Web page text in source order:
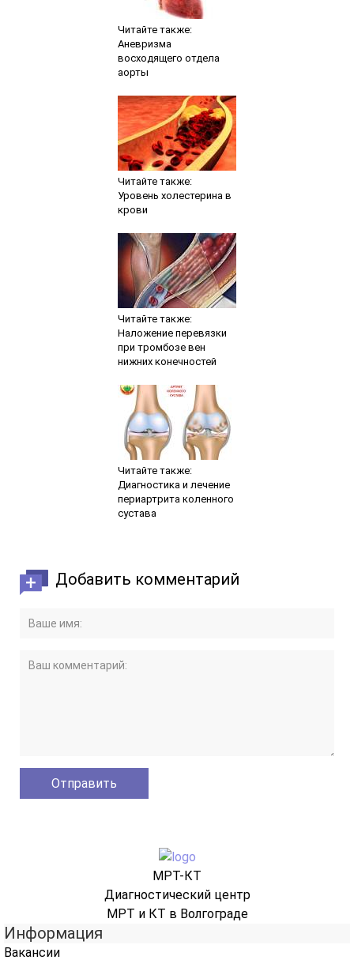
Читайте также:
Аневризма
восходящего отдела
аорты
Читайте также:
Уровень холестерина в
крови
Читайте также:
Наложение перевязки
при тромбозе вен
нижних конечностей
Читайте также:
Диагностика и лечение
периартрита коленного
сустава
Добавить комментарий
МРТ-КТ
Диагностический центр
МРТ и КТ в Волгограде
Информация
Вакансии